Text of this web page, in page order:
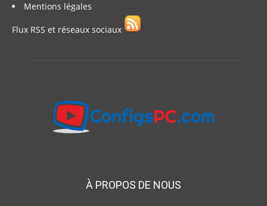
Mentions légales
Flux RSS et réseaux sociaux
À PROPOS DE NOUS